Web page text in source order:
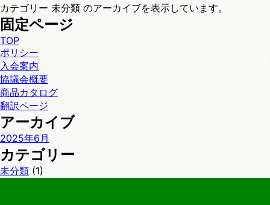
索:
カテゴリー 未分類 のアーカイブを表示しています。
固定ページ
TOP
ポリシー
入会案内
協議会概要
商品カタログ
翻訳ページ
アーカイブ
2025年6月
カテゴリー
未分類 (1)